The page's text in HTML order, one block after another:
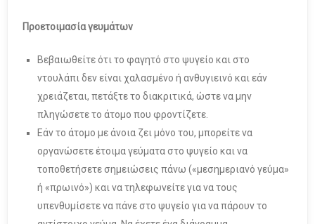
Προετοιμασία γευμάτων
Βεβαιωθείτε ότι το φαγητό στο ψυγείο και στο
ντουλάπι δεν είναι χαλασμένο ή ανθυγιεινό και εάν
χρειάζεται, πετάξτε το διακριτικά, ώστε να μην
πληγώσετε το άτομο που φροντίζετε.
Εάν το άτομο με άνοια ζει μόνο του, μπορείτε να
οργανώσετε έτοιμα γεύματα στο ψυγείο και να
τοποθετήσετε σημειώσεις πάνω («μεσημεριανό γεύμα»
ή «πρωινό») και να τηλεφωνείτε για να τους
υπενθυμίσετε να πάνε στο ψυγείο για να πάρουν το